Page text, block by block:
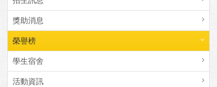
獎助消息
榮譽榜
學生宿舍
活動資訊